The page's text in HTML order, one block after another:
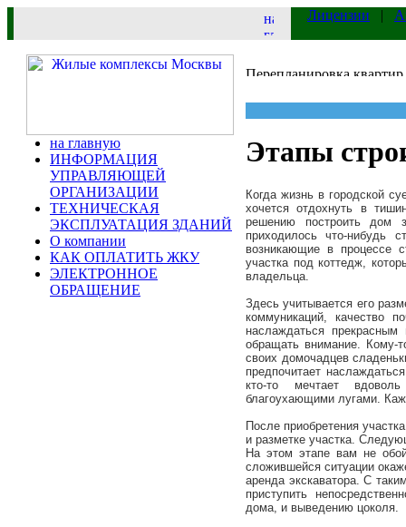
Лицензии |
на главную
ИНФОРМАЦИЯ
УПРАВЛЯЮЩЕЙ
ОРГАНИЗАЦИИ
ТЕХНИЧЕСКАЯ
ЭКСПЛУАТАЦИЯ ЗДАНИЙ
О компании
КАК ОПЛАТИТЬ ЖКУ
ЭЛЕКТРОННОЕ
ОБРАЩЕНИЕ
Этапы
Когда жизнь в городской
хочется отдохнуть в
решению построить дом
приходилось что-нибудь
возникающие в процессе
участка под коттедж,
владельца.
Здесь учитывается его
коммуникаций, качество
наслаждаться
обращать внимание. Кому-
своих домочадцев
предпочитает
кто-то мечтает
благоухающими лугами.
После приобретения
и разметке участка.
На этом этапе вам не
сложившейся ситуации
аренда экскаватора. С
приступить
дома, и выведению цоколя.